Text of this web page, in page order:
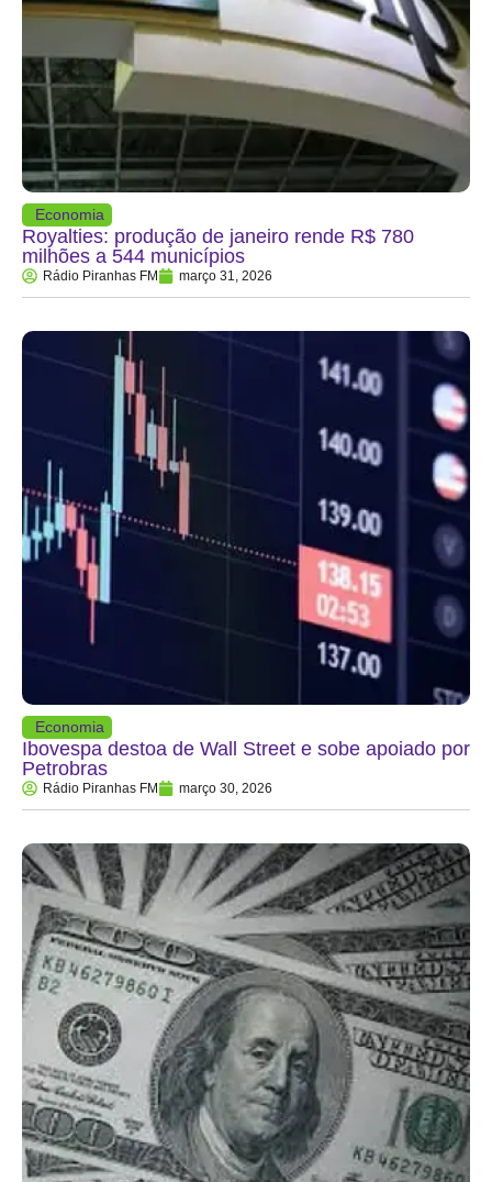
Economia
Royalties: produção de janeiro rende R$ 780
milhões a 544 municípios
Rádio Piranhas FM março 31, 2026
Economia
Ibovespa destoa de Wall Street e sobe apoiado por
Petrobras
Rádio Piranhas FM março 30, 2026